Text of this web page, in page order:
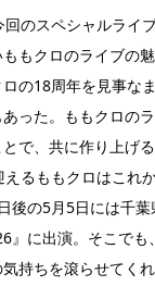
のスペシャルライ
もクロのライブの
の18周年を見事な
った。ももクロの
で、共に作り上げ
るももクロはこれ
後の5月5日には千
』に出演。そこで
持ちを滾らせてく